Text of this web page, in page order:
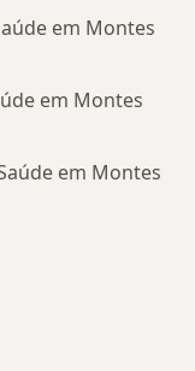
em Montes
em Montes
em Montes